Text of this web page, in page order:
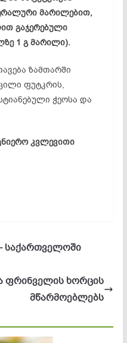
მარილებით,
გაჯერებული
1 გ მარილი).
ზამთარში
ფუტკრის,
ჭეოსა და
კვლევითი
საქართველოში
ფრინველის ხორცის
მწარმოებლებს